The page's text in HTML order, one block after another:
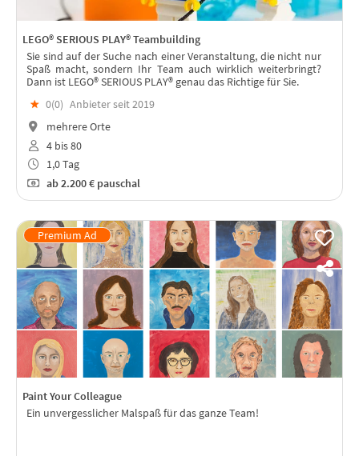
LEGO® SERIOUS PLAY® Teambuilding
Sie sind auf der Suche nach einer Veranstaltung, die nicht nur
Spaß macht, sondern Ihr Team auch wirklich weiterbringt?
Dann ist LEGO® SERIOUS PLAY® genau das Richtige für Sie.
★ 0(0) Anbieter seit 2019
mehrere Orte
4 bis 80
1,0 Tag
ab2.200 € pauschal
Paint Your Colleague
Ein unvergesslicher Malspaß für das ganze Team!